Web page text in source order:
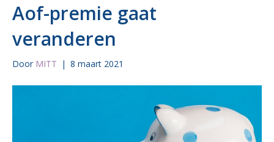
Aof-premie gaat
veranderen
Door MITT | 8 maart 2021